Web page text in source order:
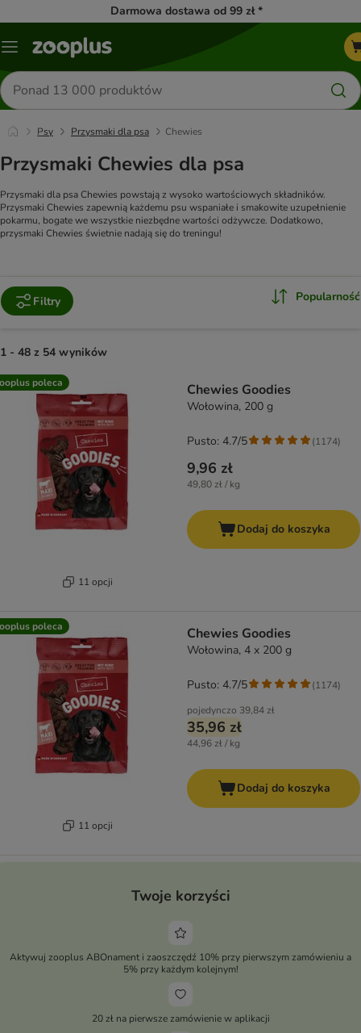
Darmowa dostawa od 99 zł *
Menu
Szukaj
produktów
Psy Przysmaki dla psa Chewies
Przysmaki Chewies dla psa
Przysmaki dla psa Chewies powstają z wysoko wartościowych składników.
Przysmaki Chewies zapewnią każdemu psu wspaniałe i smakowite uzupełnienie
pokarmu, bogate we wszystkie niezbędne wartości odżywcze. Dodatkowo,
przysmaki Chewies świetnie nadają się do treningu!
Filtry Popularność
1 - 48 z 54 wyników
product items have been changed
poleca
11 opcji
Chewies Goodies
Wołowina, 200 g
9,96 zł
49,80 zł / kg
Pusto: 4.7/5 (1174)
Dodaj do koszyka
poleca
11 opcji
Chewies Goodies
Wołowina, 4 x 200 g
pojedynczo 39,84 zł
35,96 zł
44,96 zł / kg
Pusto: 4.7/5 (1174)
Dodaj do koszyka
Twoje korzyści
Aktywuj zooplus ABOnament i zaoszczędź 10% przy pierwszym zamówieniu a
5% przy każdym kolejnym!
20 zł na pierwsze zamówienie w aplikacji